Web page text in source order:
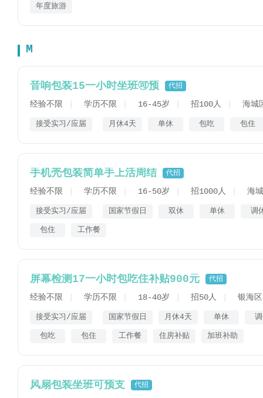
年度旅游
M
音响包装15一小时坐班🉑预 代招
经验不限 学历不限 16-45岁 招100人 海城
接受实习/应届 月休4天 单休 包吃 包住
手机壳包装简单手上活周结 代招
经验不限 学历不限 16-50岁 招1000人 海
接受实习/应届 国家节假日 双休 单休 调
包住 工作餐
屏幕检测17一小时包吃住补贴900元 代招
经验不限 学历不限 18-40岁 招50人 银海
接受实习/应届 国家节假日 月休4天 单休
包吃 包住 工作餐 住房补贴 加班补助
风扇包装坐班可预支 代招